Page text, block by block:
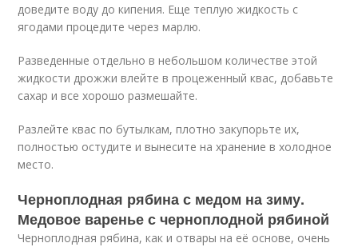
доведите воду до кипения. Еще теплую жидкость с
ягодами процедите через марлю.
Разведенные отдельно в небольшом количестве этой
жидкости дрожжи влейте в процеженный квас, добавьте
сахар и все хорошо размешайте.
Разлейте квас по бутылкам, плотно закупорьте их,
полностью остудите и вынесите на хранение в холодное
место.
Черноплодная рябина с медом на зиму.
Медовое варенье с черноплодной рябиной
Черноплодная рябина, как и отвары на её основе, очень